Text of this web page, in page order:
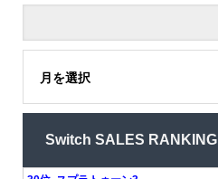
月を選択
Switch SALES RANKING